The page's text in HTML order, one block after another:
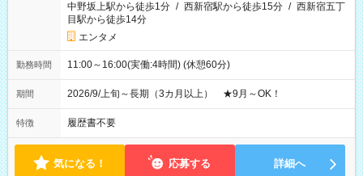
中野坂上駅から徒歩1分 / 西新宿駅から徒歩15分 / 西新宿五丁
目駅から徒歩14分
エンタメ
勤務時間 11:00～16:00(実働:4時間) (休憩60分)
期間 2026/9/上旬～長期（3カ月以上） ★9月～OK！
特徴 履歴書不要
気になる！ 応募する 詳細へ